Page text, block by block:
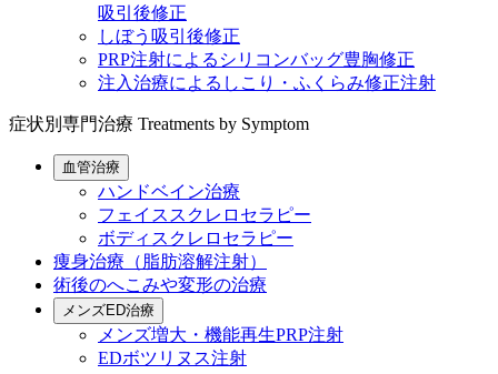
吸引後修正
しぼう吸引後修正
PRP注射によるシリコンバッグ豊胸修正
注入治療によるしこり・ふくらみ修正注射
症状別専門治療 Treatments by Symptom
血管治療
ハンドベイン治療
フェイススクレロセラピー
ボディスクレロセラピー
痩身治療（脂肪溶解注射）
術後のへこみや変形の治療
メンズED治療
メンズ増大・機能再生PRP注射
EDボツリヌス注射